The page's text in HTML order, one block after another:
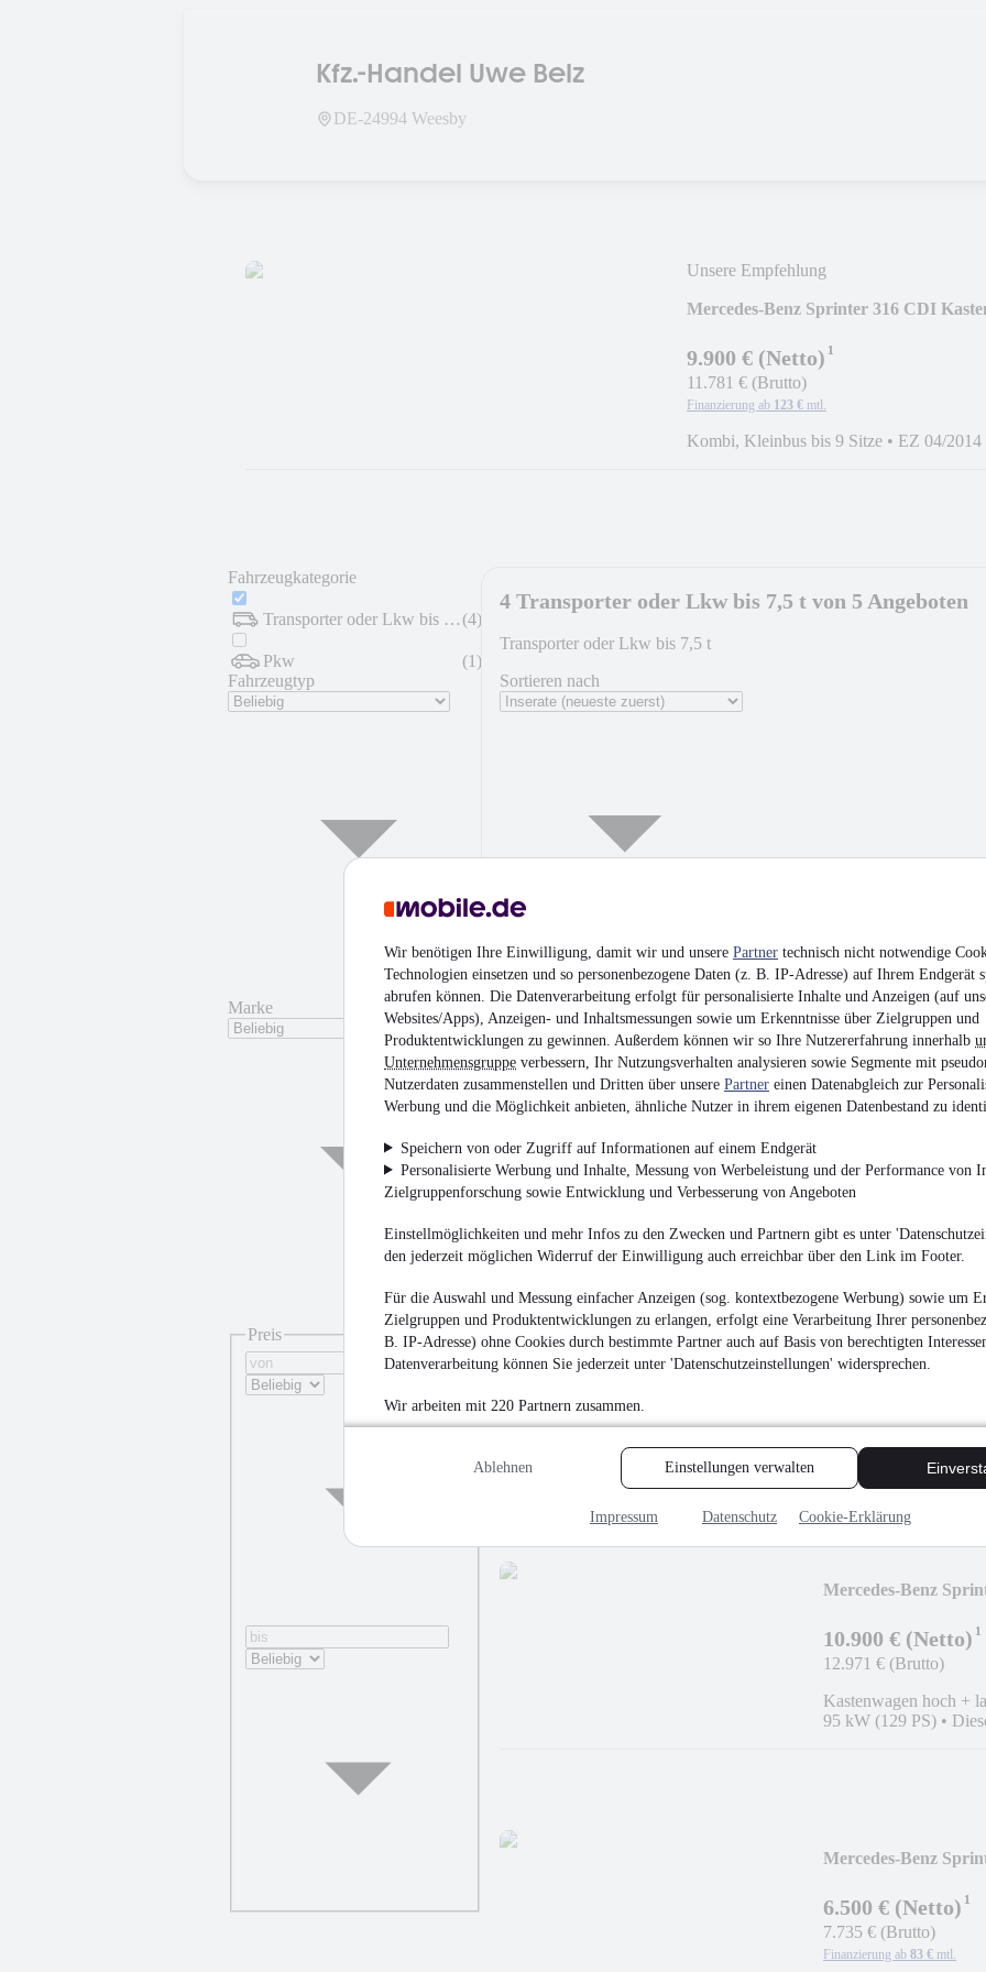
Wir benötigen Ihre Einwilligung, damit wir und unsere Partner technisch nicht notwendige
Technologien einsetzen und so personenbezogene Daten (z. B. IP-Adresse) auf Ihrem Endgerät
abrufen können. Die Datenverarbeitung erfolgt für personalisierte Inhalte und Anzeigen (auf
Websites/Apps), Anzeigen- und Inhaltsmessungen sowie um Erkenntnisse über Zielgruppen und
Produktentwicklungen zu gewinnen. Außerdem können wir so Ihre Nutzererfahrung innerhalb
Unternehmensgruppe verbessern, Ihr Nutzungsverhalten analysieren sowie Segmente mit
Nutzerdaten zusammenstellen und Dritten über unsere Partner einen Datenabgleich zur
Werbung und die Möglichkeit anbieten, ähnliche Nutzer in ihrem eigenen Datenbestand zu
Speichern von oder Zugriff auf Informationen auf einem Endgerät
Personalisierte Werbung und Inhalte, Messung von Werbeleistung und der Performance von
Zielgruppenforschung sowie Entwicklung und Verbesserung von Angeboten
Einstellmöglichkeiten und mehr Infos zu den Zwecken und Partnern gibt es unter
den jederzeit möglichen Widerruf der Einwilligung auch erreichbar über den Link im Footer.
Für die Auswahl und Messung einfacher Anzeigen (sog. kontextbezogene Werbung) sowie um
Zielgruppen und Produktentwicklungen zu erlangen, erfolgt eine Verarbeitung Ihrer
B. IP-Adresse) ohne Cookies durch bestimmte Partner auch auf Basis von berechtigten
Datenverarbeitung können Sie jederzeit unter 'Datenschutzeinstellungen' widersprechen.
Wir arbeiten mit 220 Partnern zusammen.
Ablehnen Einstellungen verwalten
Impressum Datenschutz Cookie-Erklärung
Kfz.-Handel Uwe Belz
DE-24994 Weesby
Unsere Empfehlung
Mercedes-Benz Sprinter 316 CDI
9.900 € (Netto)¹
11.781 € (Brutto)
Finanzierung ab 123 € mtl.
Kombi, Kleinbus bis 9 Sitze • EZ 04/2014
Fahrzeugkategorie
Transporter oder Lkw bis 7,5 t (4)
Pkw (1)
Fahrzeugtyp
Marke
Preis
4 Transporter oder Lkw bis 7,5 t von 5 Angeboten
Transporter oder Lkw bis 7,5 t
Sortieren nach
Mercedes-Benz
Rollstuhl
9.900 € (Netto)¹
11.781 € (Brutto)
Kombi, Kleinbus bis 9
120 kW (163 PS)
Mercedes-Benz
6.500 €
Kastenwagen hoch +
105 kW (143 PS)•
Mercedes-Benz
10.900 € (Netto)¹
12.971 € (Brutto)
Kastenwagen hoch +
95 kW (129 PS) •
Mercedes-Benz
6.500 € (Netto)¹
7.735 € (Brutto)
Finanzierung ab 83 € mtl.